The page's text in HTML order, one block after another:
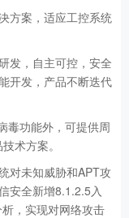
方案，适应工控系统
发，自主可控，安全
开发，产品不断迭代
毒功能外，可提供周
术方案。
对未知威胁和APT攻
安全新增8.1.2.5入
，实现对网络攻击